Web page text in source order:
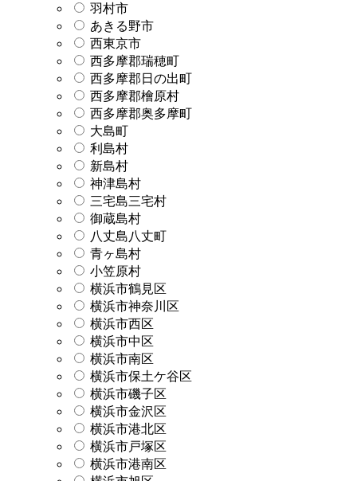
羽村市
あきる野市
西東京市
西多摩郡瑞穂町
西多摩郡日の出町
西多摩郡檜原村
西多摩郡奥多摩町
大島町
利島村
新島村
神津島村
三宅島三宅村
御蔵島村
八丈島八丈町
青ヶ島村
小笠原村
横浜市鶴見区
横浜市神奈川区
横浜市西区
横浜市中区
横浜市南区
横浜市保土ケ谷区
横浜市磯子区
横浜市金沢区
横浜市港北区
横浜市戸塚区
横浜市港南区